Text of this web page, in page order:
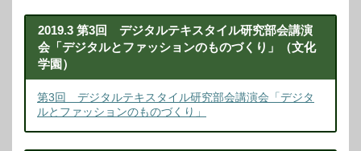
2019.3 第3回 デジタルテキスタイル研究部会講演
会「デジタルとファッションのものづくり」（文化
学園）
第3回 デジタルテキスタイル研究部会講演会「デジタ
ルとファッションのものづくり」